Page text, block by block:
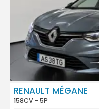
RENAULT MÉGANE
158CV - 5P